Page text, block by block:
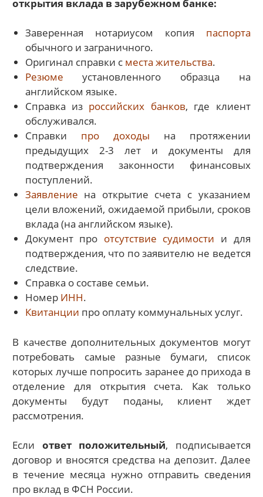
открытия вклада в зарубежном банке:
Заверенная нотариусом копия паспорта
обычного и заграничного.
Оригинал справки с места жительства.
Резюме установленного образца на
английском языке.
Справка из российских банков, где клиент
обслуживался.
Справки про доходы на протяжении
предыдущих 2-3 лет и документы для
подтверждения законности финансовых
поступлений.
Заявление на открытие счета с указанием
цели вложений, ожидаемой прибыли, сроков
вклада (на английском языке).
Документ про отсутствие судимости и для
подтверждения, что по заявителю не ведется
следствие.
Справка о составе семьи.
Номер ИНН.
Квитанции про оплату коммунальных услуг.
В качестве дополнительных документов могут
потребовать самые разные бумаги, список
которых лучше попросить заранее до прихода в
отделение для открытия счета. Как только
документы будут поданы, клиент ждет
рассмотрения.
Если ответ положительный, подписывается
договор и вносятся средства на депозит. Далее
в течение месяца нужно отправить сведения
про вклад в ФСН России.